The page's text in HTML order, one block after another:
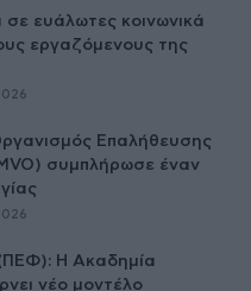
ευάλωτες κοινωνικά
εργαζόμενους της
Επαλήθευσης
συμπλήρωσε έναν
Η Ακαδημία
νέο μοντέλο